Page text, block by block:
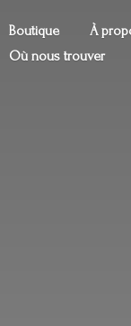
Boutique
À
Où nous trouver